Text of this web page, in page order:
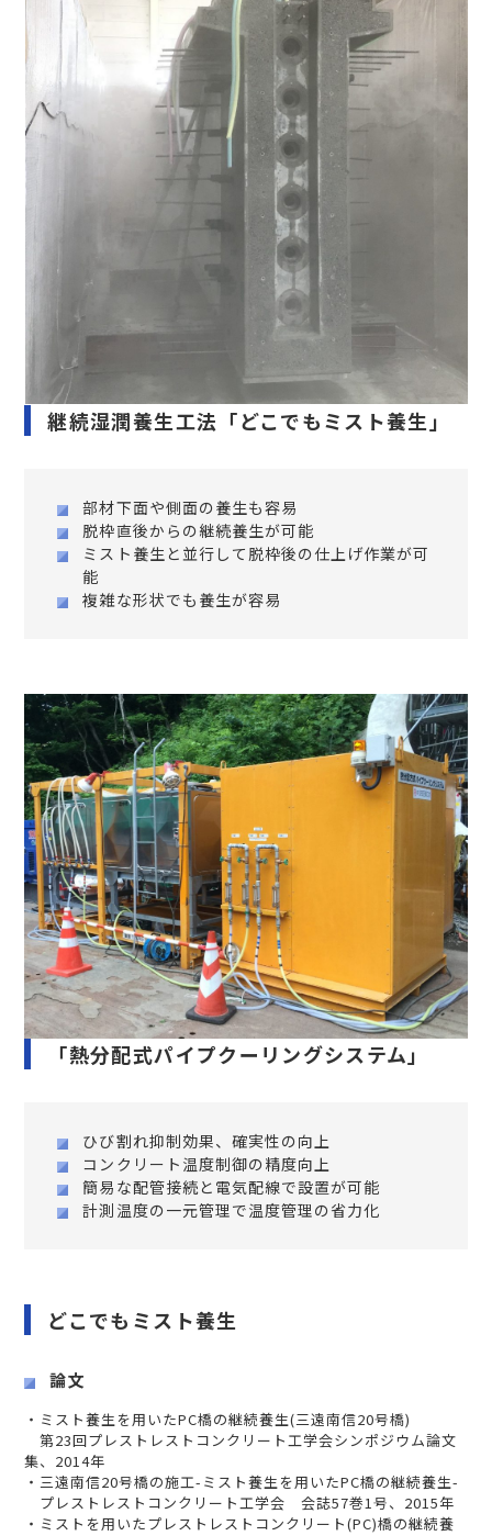
継続湿潤養生工法「どこでもミスト養生」
部材下面や側面の養生も容易
脱枠直後からの継続養生が可能
ミスト養生と並行して脱枠後の仕上げ作業が可
能
複雑な形状でも養生が容易
「熱分配式パイプクーリングシステム」
ひび割れ抑制効果、確実性の向上
コンクリート温度制御の精度向上
簡易な配管接続と電気配線で設置が可能
計測温度の一元管理で温度管理の省力化
どこでもミスト養生
論文
・ミスト養生を用いたPC橋の継続養生(三遠南信20号橋)
第23回プレストレストコンクリート工学会シンポジウム論文
集、2014年
・三遠南信20号橋の施工-ミスト養生を用いたPC橋の継続養生-
プレストレストコンクリート工学会 会誌57巻1号、2015年
・ミストを用いたプレストレストコンクリート(PC)橋の継続養